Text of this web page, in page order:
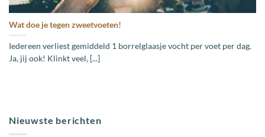
Wat doe je tegen zweetvoeten!
Iedereen verliest gemiddeld 1 borrelglaasje vocht per voet per dag.
Ja, jij ook! Klinkt veel, [...]
Nieuwste berichten